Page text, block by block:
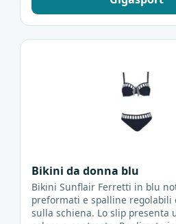
Bikini da donna blu
Bikini Sunflair Ferretti in blu
preformati e spalline regolabili
sulla schiena. Lo slip presenta